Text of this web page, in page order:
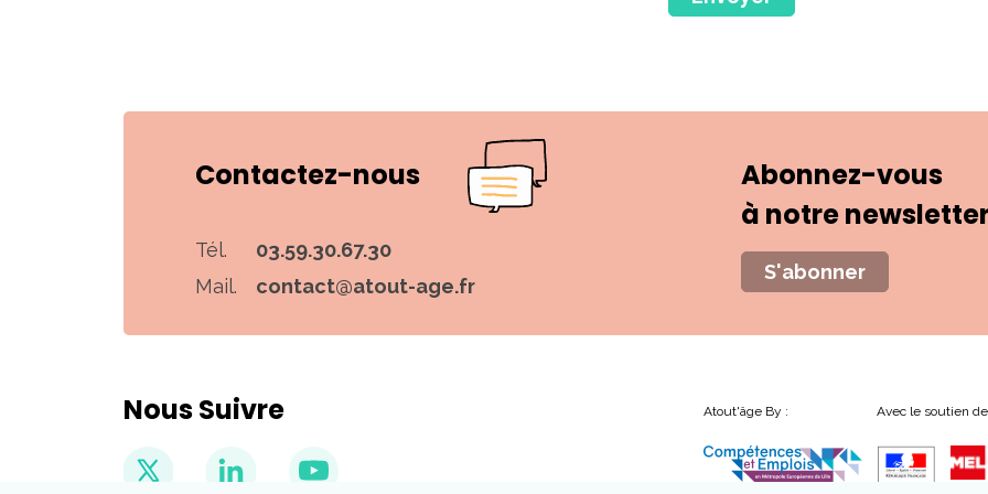
Contactez-nous
Tél.
03.59.30.67.30
Mail.
contact@atout-age.fr
Abonnez-vous
à notre
S'abonner
Nous Suivre Atout'âge By : Avec le soutien